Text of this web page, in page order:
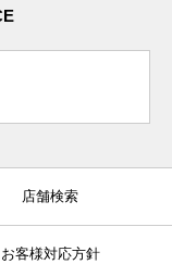
店舗検索
お客様対応方針